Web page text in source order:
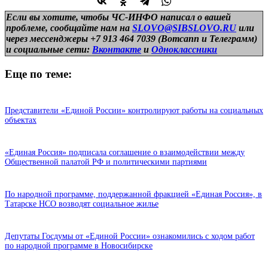
Если вы хотите, чтобы ЧС-ИНФО написал о вашей
проблеме, сообщайте нам на SLOVO@SIBSLOVO.RU или
через мессенджеры +7 913 464 7039 (Вотсапп и Телеграмм)
и социальные сети: Вконтакте и Одноклассники
Еще по теме:
Представители «Единой России» контролируют работы на социальных
объектах
«Единая Россия» подписала соглашение о взаимодействии между
Общественной палатой РФ и политическими партиями
По народной программе, поддержанной фракцией «Единая Россия», в
Татарске НСО возводят социальное жилье
Депутаты Госдумы от «Единой России» ознакомились с ходом работ
по народной программе в Новосибирске